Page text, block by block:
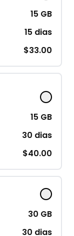
15 GB
15 dias
$33.00
15 GB
30 dias
$40.00
30 GB
30 dias